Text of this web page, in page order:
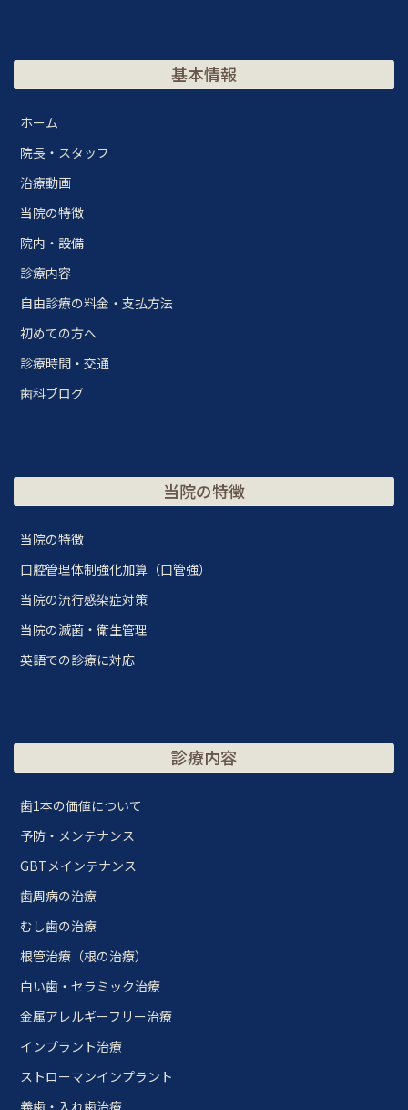
基本情報
ホーム
院長・スタッフ
治療動画
当院の特徴
院内・設備
診療内容
自由診療の料金・支払方法
初めての方へ
診療時間・交通
歯科ブログ
当院の特徴
当院の特徴
口腔管理体制強化加算（口管強）
当院の流行感染症対策
当院の滅菌・衛生管理
英語での診療に対応
診療内容
歯1本の価値について
予防・メンテナンス
GBTメインテナンス
歯周病の治療
むし歯の治療
根管治療（根の治療）
白い歯・セラミック治療
金属アレルギーフリー治療
インプラント治療
ストローマンインプラント
義歯・入れ歯治療